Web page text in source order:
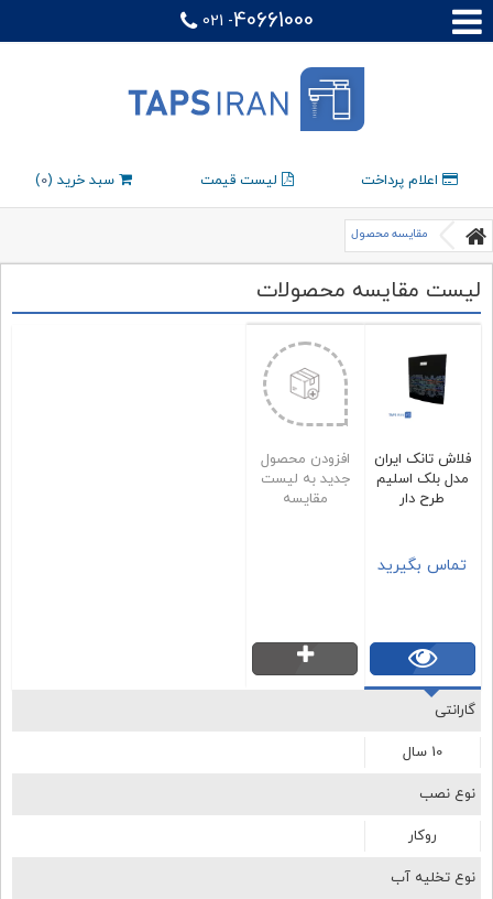
021 -40661000
اعلام پرداخت لیست قیمت سبد خرید (0
)
مقایسه محصول
لیست مقایسه محصولات
فلاش تانک ایران
مدل بلک اسلیم
طرح دار
تماس بگیرید
افزودن محصول
جدید به لیست
مقایسه
گارانتی
10 سال
نوع نصب
روکار
نوع تخلیه آب